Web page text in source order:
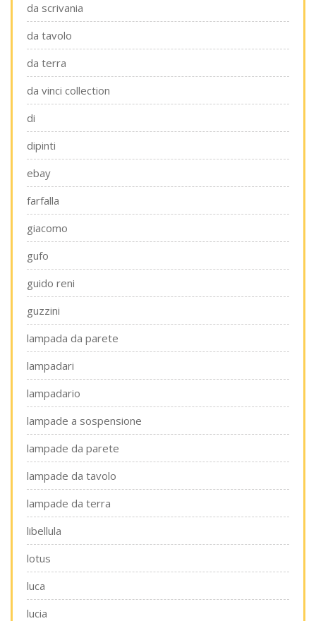
da scrivania
da tavolo
da terra
da vinci collection
di
dipinti
ebay
farfalla
giacomo
gufo
guido reni
guzzini
lampada da parete
lampadari
lampadario
lampade a sospensione
lampade da parete
lampade da tavolo
lampade da terra
libellula
lotus
luca
lucia